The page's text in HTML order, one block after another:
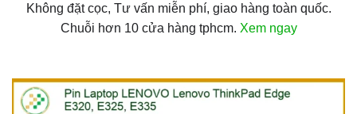
Không đặt cọc, Tư vấn miễn phí, giao hàng toàn quốc.
Chuỗi hơn 10 cửa hàng tphcm. Xem ngay